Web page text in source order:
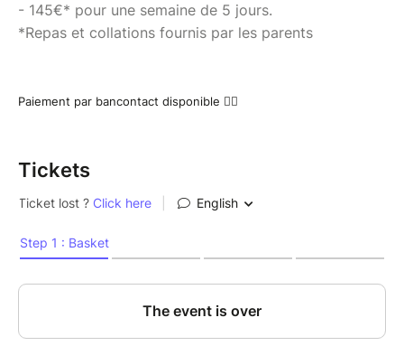
- 145€* pour une semaine de 5 jours.
*Repas et collations fournis par les parents
Paiement par bancontact disponible 👍🏼
Tickets